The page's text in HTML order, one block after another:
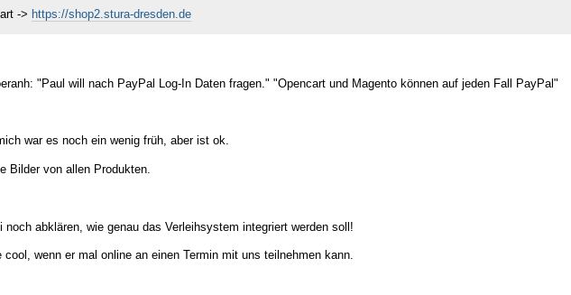
-> https://shop2.stura-dresden.de
"Paul will nach PayPal Log-In Daten fragen." "Opencart und Magento können auf jeden Fall PayPal"
war es noch ein wenig früh, aber ist ok.
Bilder von allen Produkten.
noch abklären, wie genau das Verleihsystem integriert werden soll!
cool, wenn er mal online an einen Termin mit uns teilnehmen kann.